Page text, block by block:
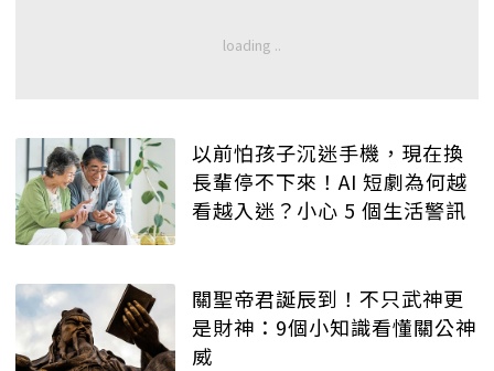
以前怕孩子沉迷手機，現在換
長輩停不下來！AI 短劇為何越
看越入迷？小心 5 個生活警訊
關聖帝君誕辰到！不只武神更
是財神：9個小知識看懂關公神
威